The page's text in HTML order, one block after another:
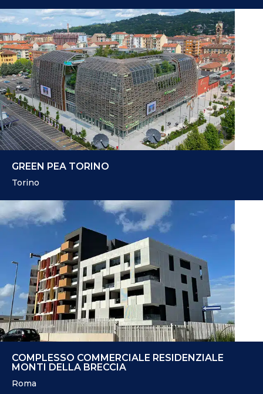
GREEN PEA TORINO
Torino
COMPLESSO COMMERCIALE RESIDENZIALE
MONTI DELLA BRECCIA
Roma